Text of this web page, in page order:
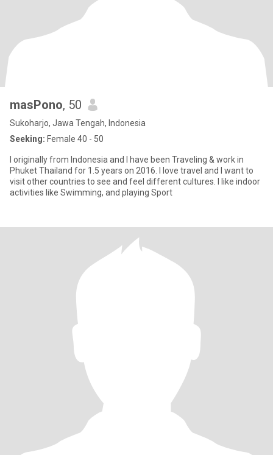
masPono, 50
Sukoharjo, Jawa Tengah, Indonesia
Seeking: Female 40 - 50
I originally from Indonesia and I have been Traveling & work in
Phuket Thailand for 1.5 years on 2016. I love travel and I want to
visit other countries to see and feel different cultures. I like indoor
activities like Swimming, and playing Sport